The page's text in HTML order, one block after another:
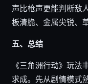
声比枪声更能判断敌
板清脆、金属尖锐、
五、总结
《三角洲行动》玩法
求成。先从剧情模式